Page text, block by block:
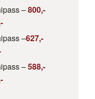
–800,-
–627,-
–588,-